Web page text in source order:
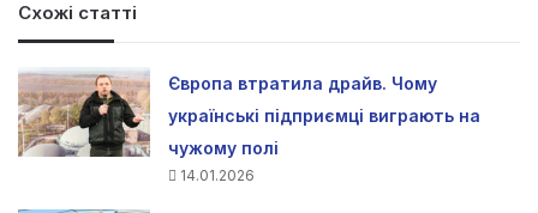
Схожі статті
Європа втратила драйв. Чому
українські підприємці виграють на
чужому полі
14.01.2026